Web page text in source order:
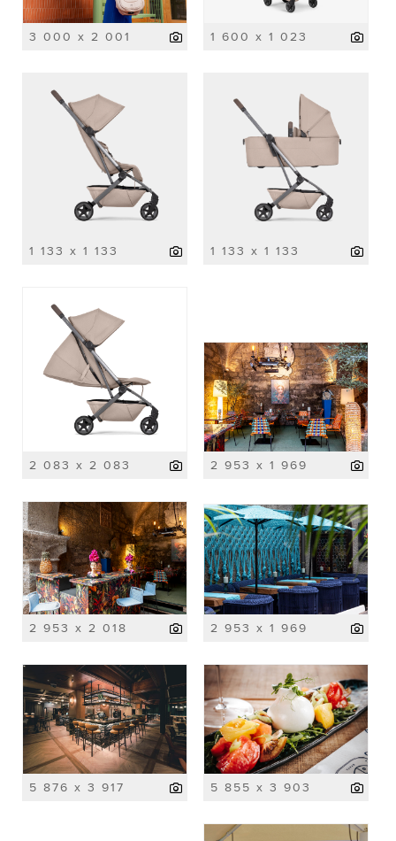
3 000 x 2 001 1 600 x 1 023
1 133 x 1 133 1 133 x 1 133
2 083 x 2 083 2 953 x 1 969
2 953 x 2 018 2 953 x 1 969
5 876 x 3 917 5 855 x 3 903